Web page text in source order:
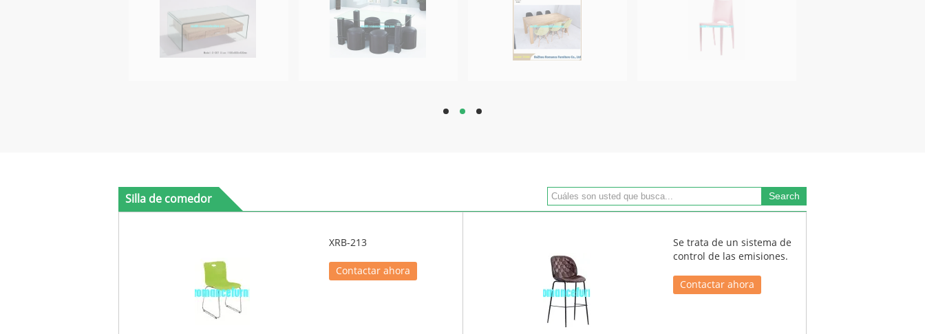
hd hd hd
Silla de comedor
XRB-213
Contactar ahora
Se trata de un sistema de
control de las emisiones.
Contactar ahora